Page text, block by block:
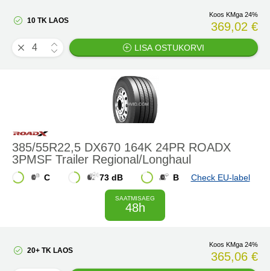
10 TK LAOS
Koos KMga 24%
369,02 €
LISA OSTUKORVI
385/55R22,5 DX670 164K 24PR ROADX
3PMSF Trailer Regional/Longhaul
C 73 dB B Check EU-label
SAATMISAEG
48h
20+ TK LAOS
Koos KMga 24%
365,06 €